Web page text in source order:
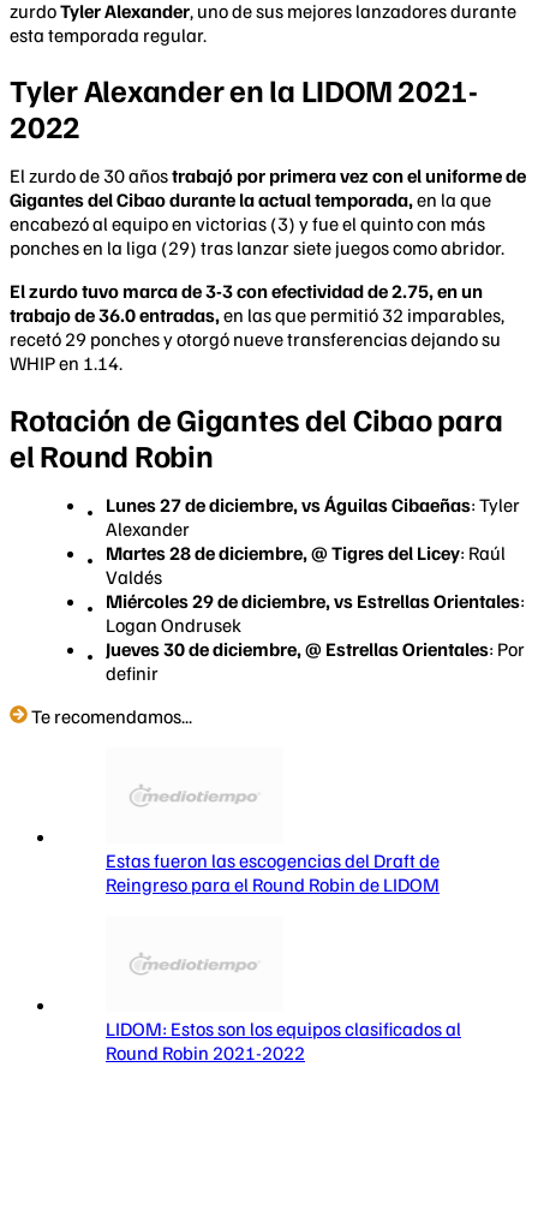
zurdoTyler Alexander, uno de sus mejores lanzadores durante
esta temporada regular.
Tyler Alexander en la LIDOM 2021-
2022
El zurdo de 30 añostrabajó por primera vez con el uniforme de
Gigantes del Cibao durante la actual temporada,en la que
encabezó al equipo en victorias (3) y fue el quinto con más
ponches en la liga (29) tras lanzar siete juegos como abridor.
El zurdo tuvo marca de 3-3 con efectividad de 2.75, en un
trabajo de 36.0 entradas,en las que permitió 32 imparables,
recetó 29 ponches y otorgó nueve transferencias dejando su
WHIP en 1.14.
Rotación de Gigantes del Cibao para
el Round Robin
Lunes 27 de diciembre, vs Águilas Cibaeñas: Tyler
Alexander
Martes 28 de diciembre, @ Tigres del Licey: Raúl
Valdés
Miércoles 29 de diciembre, vs Estrellas Orientales:
Logan Ondrusek
Jueves 30 de diciembre, @ Estrellas Orientales: Por
definir
Te recomendamos...
Estas fueron las escogencias del Draft de
Reingreso para el Round Robin de LIDOM
LIDOM: Estos son los equipos clasificados al
Round Robin 2021-2022